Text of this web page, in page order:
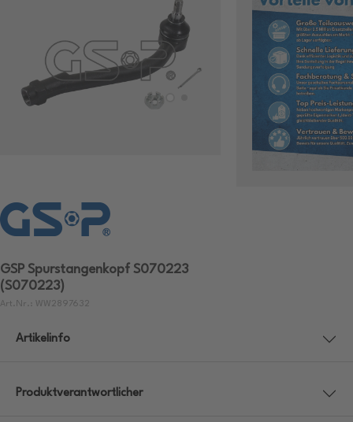
GSP Spurstangenkopf S070223
(S070223)
Art.Nr.: WW2897632
Artikelinfo
Produktverantwortlicher